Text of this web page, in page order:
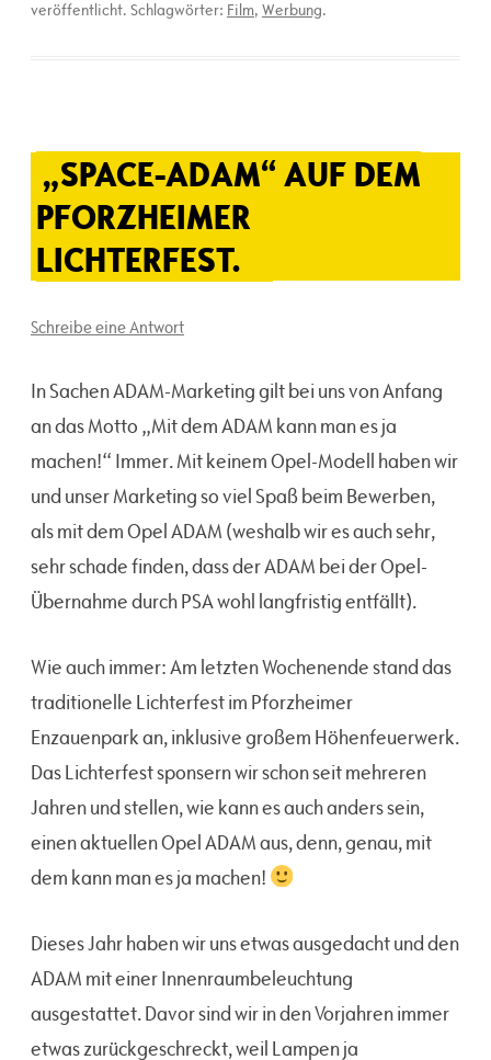
veröffentlicht. Schlagwörter: Film, Werbung.
„SPACE-ADAM“ AUF DEM
PFORZHEIMER
LICHTERFEST.
Schreibe eine Antwort
In Sachen ADAM-Marketing gilt bei uns von Anfang
an das Motto „Mit dem ADAM kann man es ja
machen!“ Immer. Mit keinem Opel-Modell haben wir
und unser Marketing so viel Spaß beim Bewerben,
als mit dem Opel ADAM (weshalb wir es auch sehr,
sehr schade finden, dass der ADAM bei der Opel-
Übernahme durch PSA wohl langfristig entfällt).
Wie auch immer: Am letzten Wochenende stand das
traditionelle Lichterfest im Pforzheimer
Enzauenpark an, inklusive großem Höhenfeuerwerk.
Das Lichterfest sponsern wir schon seit mehreren
Jahren und stellen, wie kann es auch anders sein,
einen aktuellen Opel ADAM aus, denn, genau, mit
dem kann man es ja machen!
Dieses Jahr haben wir uns etwas ausgedacht und den
ADAM mit einer Innenraumbeleuchtung
ausgestattet. Davor sind wir in den Vorjahren immer
etwas zurückgeschreckt, weil Lampen ja